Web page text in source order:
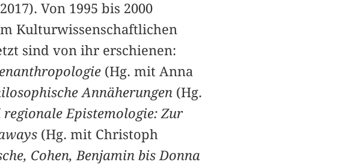
Von 1995 bis 2000
Kulturwissenschaftlichen
sind von ihr erschienen:
(Hg. mit Anna
Annäherungen(Hg.
Epistemologie: Zur
(Hg. mit Christoph
Cohen, Benjamin bis Donna